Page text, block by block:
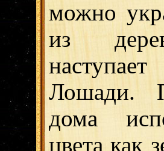
можно
из
Лошади.
дома
цвета как